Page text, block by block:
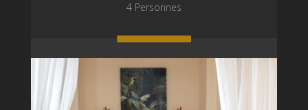
4 Personnes